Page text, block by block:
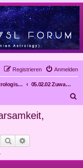
Anmelden
Registrieren
05. Astrologische Gutachten
05.02.02 Zuwachs, Verlust, Sparsamkeit, Verschwendung
Suche